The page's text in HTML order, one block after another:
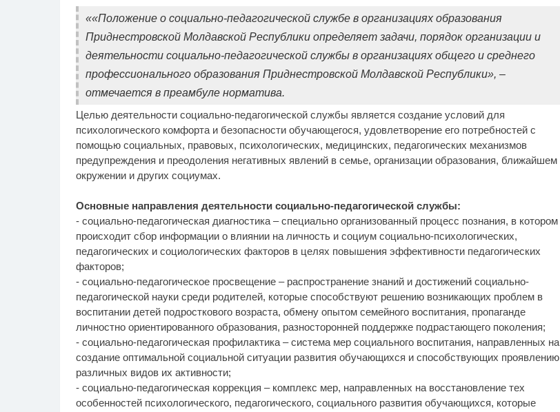
««Положение о социально-педагогической службе в организациях образования
Приднестровской Молдавской Республики определяет задачи, порядок организации и
деятельности социально-педагогической службы в организациях общего и среднего
профессионального образования Приднестровской Молдавской Республики», –
отмечается в преамбуле норматива.
Целью деятельности социально-педагогической службы является создание условий для
психологического комфорта и безопасности обучающегося, удовлетворение его потребностей с
помощью социальных, правовых, психологических, медицинских, педагогических механизмов
предупреждения и преодоления негативных явлений в семье, организации образования, ближайшем
окружении и других социумах.
Основные направления деятельности социально-педагогической службы:
- социально-педагогическая диагностика – специально организованный процесс познания, в котором
происходит сбор информации о влиянии на личность и социум социально-психологических,
педагогических и социологических факторов в целях повышения эффективности педагогических
факторов;
- социально-педагогическое просвещение – распространение знаний и достижений социально-
педагогической науки среди родителей, которые способствуют решению возникающих проблем в
воспитании детей подросткового возраста, обмену опытом семейного воспитания, пропаганде
личностно ориентированного образования, разносторонней поддержке подрастающего поколения;
- социально-педагогическая профилактика – система мер социального воспитания, направленных на
создание оптимальной социальной ситуации развития обучающихся и способствующих проявлению
различных видов их активности;
- социально-педагогическая коррекция – комплекс мер, направленных на восстановление тех
особенностей психологического, педагогического, социального развития обучающихся, которые